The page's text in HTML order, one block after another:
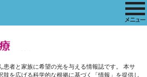
者と家族に希望の光を与える情報誌です。
本サ
肢を広げる科学的な根拠に基づく「情報」を提供し